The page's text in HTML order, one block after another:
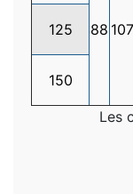
88 107
125
150
Les